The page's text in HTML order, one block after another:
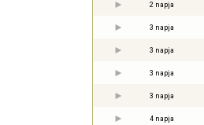
2 napja
3 napja
3 napja
3 napja
3 napja
4 napja